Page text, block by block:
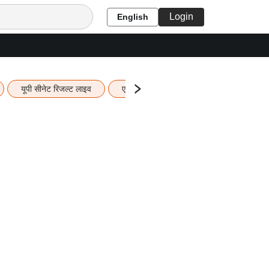
English Login
यूपी सीनेट रिजल्ट लाइव एचबीएसई 12वीं का रिजल्ट लाइव